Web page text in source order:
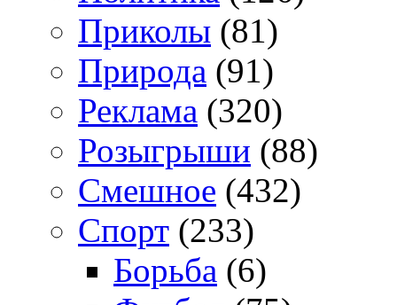
Приколы (81)
Природа (91)
Реклама (320)
Розыгрыши (88)
Смешное (432)
Спорт (233)
Борьба (6)